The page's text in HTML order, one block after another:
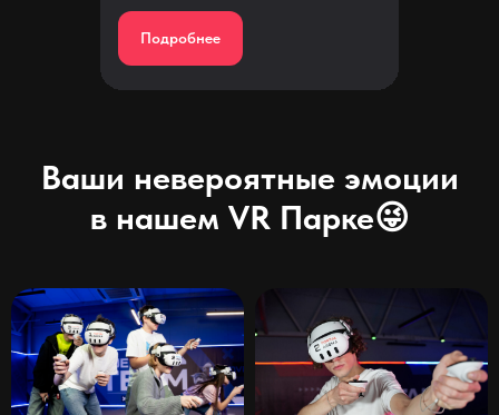
Подробнее
Ваши невероятные эмоции
в нашем VR Парке😜